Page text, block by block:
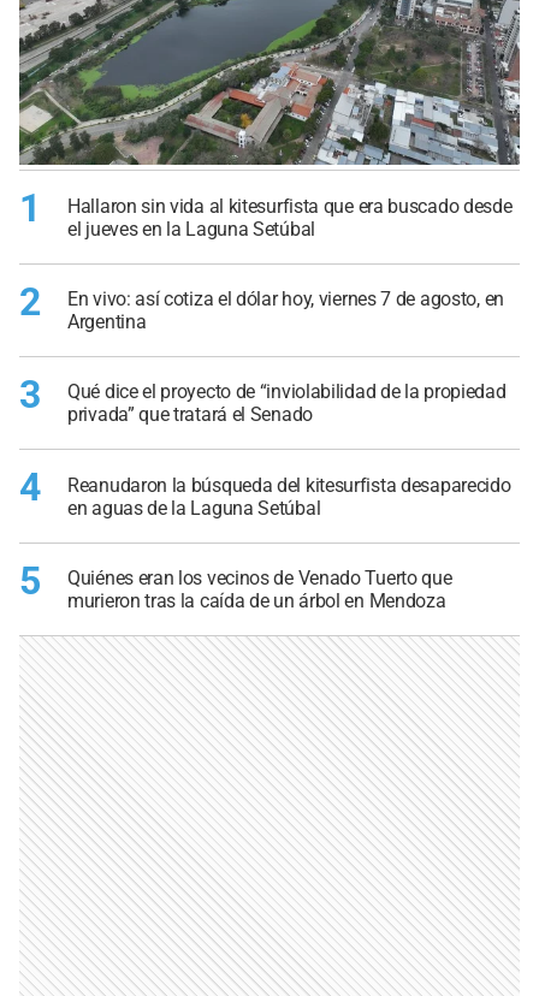
1
Hallaron sin vida al kitesurfista que era buscado desde
el jueves en la Laguna Setúbal
2
En vivo: así cotiza el dólar hoy, viernes 7 de agosto, en
Argentina
3
Qué dice el proyecto de “inviolabilidad de la propiedad
privada” que tratará el Senado
4
Reanudaron la búsqueda del kitesurfista desaparecido
en aguas de la Laguna Setúbal
5
Quiénes eran los vecinos de Venado Tuerto que
murieron tras la caída de un árbol en Mendoza